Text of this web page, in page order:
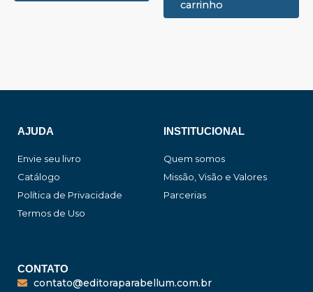
carrinho
AJUDA
Envie seu livro
Catálogo
Política de Privacidade
Termos de Uso
INSTITUCIONAL
Quem somos
Missão, Visão e Valores
Parcerias
CONTATO
contato@editoraparabellum.com.br